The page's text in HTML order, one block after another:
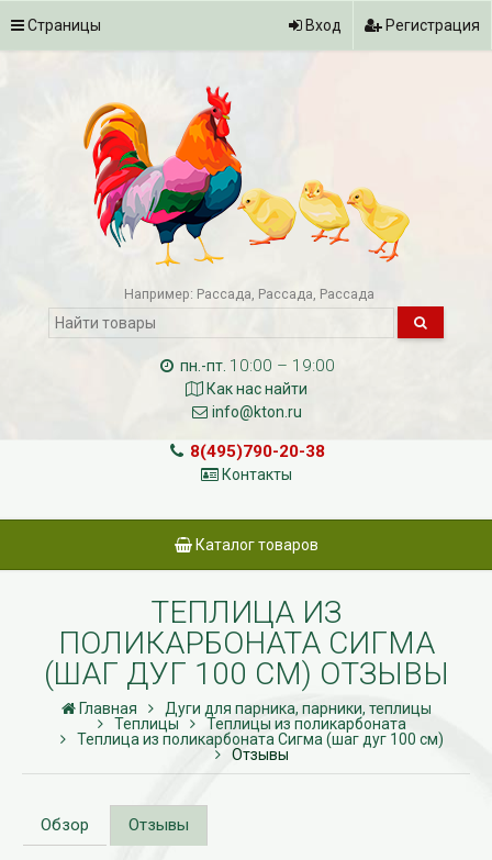
Страницы Вход Регистрация
Например: Рассада Рассада Рассада
пн.-пт. 10:00 – 19:00
Как нас найти
info@kton.ru
8(495)790-20-38
Контакты
Каталог товаров
ТЕПЛИЦА ИЗ
ПОЛИКАРБОНАТА СИГМА
(ШАГ ДУГ 100 СМ) ОТЗЫВЫ
Главная
Дуги для парника, парники, теплицы
Теплицы
Теплицы из поликарбоната
Теплица из поликарбоната Сигма (шаг дуг 100 см)
Отзывы
Обзор Отзывы